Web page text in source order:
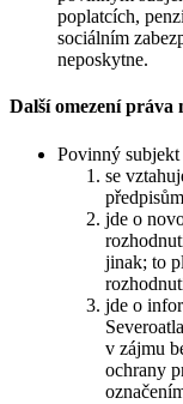
poplatcích,
sociálním
neposkytne.
Další omezení práva
Povinný
se
jde o
jinak; to
jde o
v zájmu
ochrany